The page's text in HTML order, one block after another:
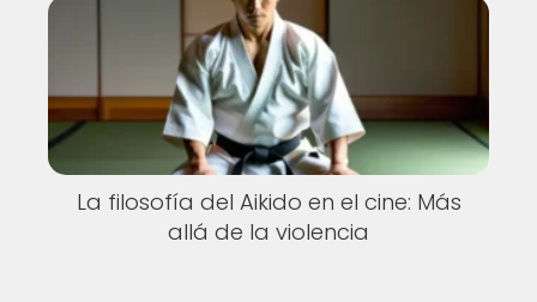
La filosofía del Aikido en el cine: Más
allá de la violencia